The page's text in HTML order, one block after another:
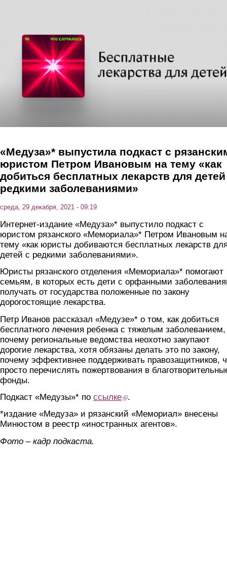
«Медуза»* выпустила подкаст с
юристом Петром Ивановым на тему «как
добиться бесплатных лекарств для
редкими заболеваниями»
среда, 29 декабря, 2021 - 09:19
Интернет-издание «Медуза»* выпустило подкаст с
юристом рязанского «Мемориала»* Петром Ивановым
тему «как юристы добиваются бесплатных лекарств
детей с редкими заболеваниями».
Юристы рязанского отделения «Мемориала»* помогают
семьям, в которых есть дети с орфанными
получать от государства положенные по закону
дорогостоящие лекарства.
Петр Иванов рассказал «Медузе»* о том, как добиться
бесплатного лечения ребенка с тяжелым заболеванием,
почему региональные ведомства неохотно закупают
дорогие лекарства, хотя обязаны делать это по закону,
почему эффективнее поддерживать правозащитников,
просто перечислять пожертвования в
фонды.
Подкаст «Медузы»* по ссылке(link is external)
.
*издание «Медуза» и рязанский «Мемориал» внесены
Минюстом в реестр «иностранных агентов».
Фото – кадр подкаста.